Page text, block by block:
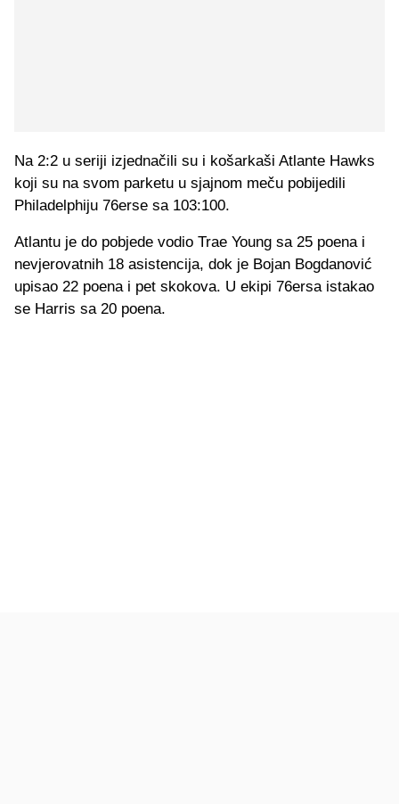
Na 2:2 u seriji izjednačili su i košarkaši Atlante Hawks
koji su na svom parketu u sjajnom meču pobijedili
Philadelphiju 76erse sa 103:100.
Atlantu je do pobjede vodio Trae Young sa 25 poena i
nevjerovatnih 18 asistencija, dok je Bojan Bogdanović
upisao 22 poena i pet skokova. U ekipi 76ersa istakao
se Harris sa 20 poena.